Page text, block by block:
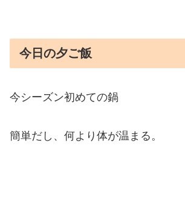
今日の夕ご飯
今シーズン初めての鍋
簡単だし、何より体が温まる。